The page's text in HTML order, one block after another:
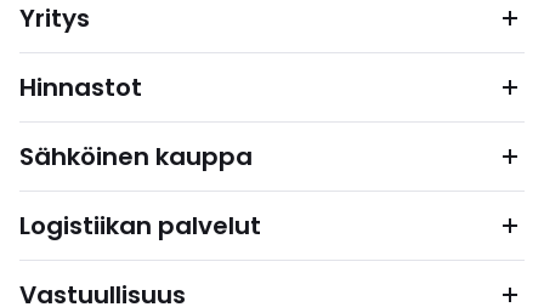
Yritys
Hinnastot
Sähköinen kauppa
Logistiikan palvelut
Vastuullisuus